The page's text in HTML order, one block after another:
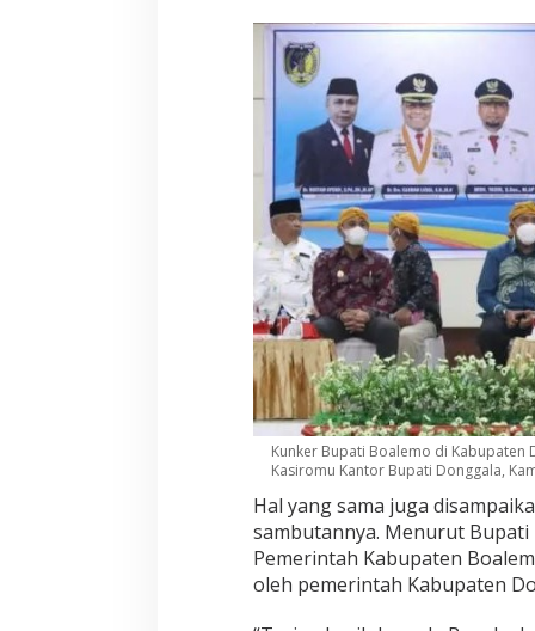
Kunker Bupati Boalemo di
Kasiromu Kantor Bupati Donggala,
Hal yang sama juga
sambutannya. Menurut
Pemerintah Kabupaten
oleh pemerintah Kabupaten